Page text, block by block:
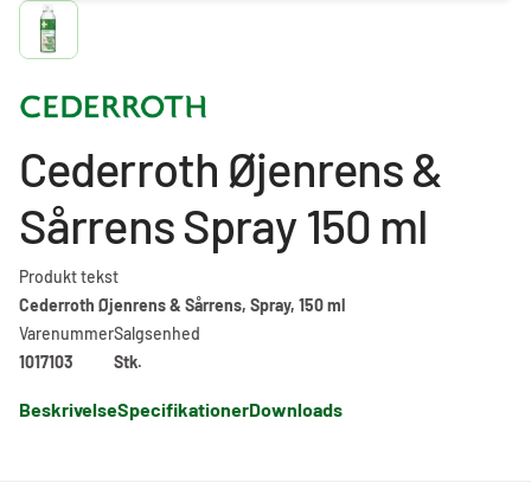
Cederroth Øjenrens &
Sårrens Spray 150 ml
Produkt tekst
Cederroth Øjenrens & Sårrens, Spray, 150 ml
Varenummer
1017103
Salgsenhed
Stk.
BeskrivelseSpecifikationerDownloads